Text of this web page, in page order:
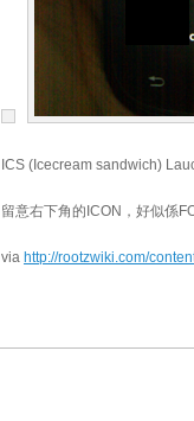
ICS (Icecream sandwich)
留意右下角的ICON，好似係
via http://rootzwiki.com/